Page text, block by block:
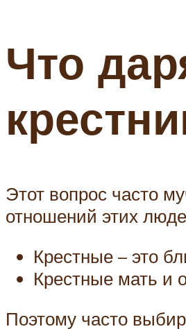
Что
Этот вопрос часто
отношений этих
Крестные – это
Крестные мать и
Поэтому часто